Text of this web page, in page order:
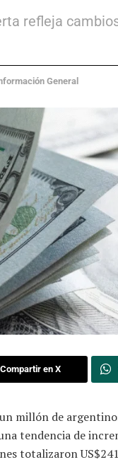
refleja
General
Compartir en X
millón de
tendencia de
totalizaron